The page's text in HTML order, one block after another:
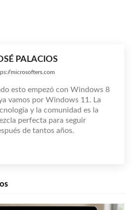
PALACIOS
microsofters.com
esto empezó con Windows 8
vamos por Windows 11. La
y la comunidad es la
perfecta para seguir
de tantos años.